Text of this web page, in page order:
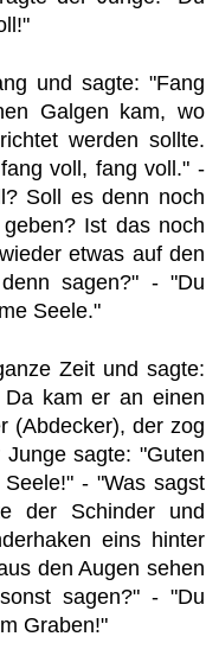
und sagte: "Fang
Galgen kam, wo
werden sollte.
voll, fang voll." -
Soll es denn noch
Ist das noch
etwas auf den
sagen?" - "Du
Seele."
Zeit und sagte:
kam er an einen
(Abdecker), der zog
sagte: "Guten
- "Was sagst
der Schinder und
eins hinter
den Augen sehen
sagen?" - "Du
Graben!"